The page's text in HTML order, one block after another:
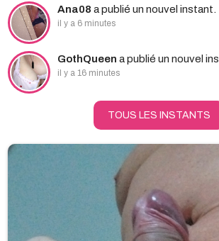
Ana08 a publié un nouvel instant.
il y a 6 minutes
GothQueen a publié un nouvel
il y a 16 minutes
TOUS LES INSTANTS